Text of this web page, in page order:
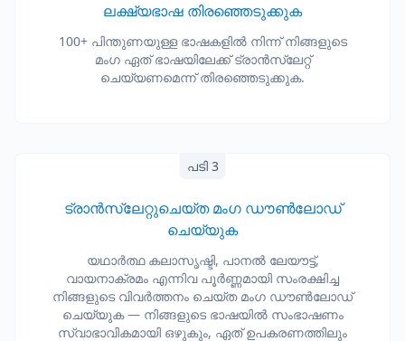
ലക്ഷ്യഭാഷ തിരഞ്ഞെടുക്കുക
100+ പിന്തുണയുള്ള ഭാഷകളിൽ നിന്ന് നിങ്ങളുടെ
മംഗ ഏത് ഭാഷയിലേക്ക് ട്രാൻസ്ലേറ്റ്
ചെയ്യണമെന്ന് തിരഞ്ഞെടുക്കുക.
പടി 3
ട്രാൻസ്ലേറ്റുചെയ്ത മംഗ ഡൗൺലോഡ്
ചെയ്യുക
യഥാർത്ഥ കലാസൃഷ്ടി, പാനൽ ലേയൗട്ട്,
വായനാക്രമം എന്നിവ പൂർണ്ണമായി സംരക്ഷിച്ച
നിങ്ങളുടെ വിവർത്തനം ചെയ്ത മംഗ ഡൗൺലോഡ്
ചെയ്യുക — നിങ്ങളുടെ ഭാഷയിൽ സംഭാഷണം
സ്വാഭാവികമായി ഒഴുകും, ഏത് ഉപകരണത്തിലും